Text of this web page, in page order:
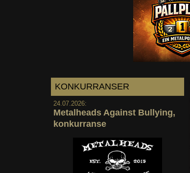
KONKURRANSER
24.07.2026:
Metalheads Against Bullying,
konkurranse